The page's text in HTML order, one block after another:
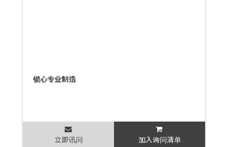
锁心专业制造
立即讯问 加入询问清单